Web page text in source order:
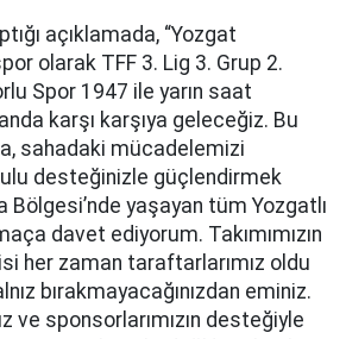
açıklamada, “Yozgat
olarak TFF 3. Lig 3. Grup 2.
Spor 1947 ile yarın saat
karşı karşıya geleceğiz. Bu
sahadaki mücadelemizi
desteğinizle güçlendirmek
yaşayan tüm Yozgatlı
davet ediyorum. Takımımızın
her zaman taraftarlarımız oldu
bırakmayacağınızdan eminiz.
ve sponsorlarımızın desteğiyle